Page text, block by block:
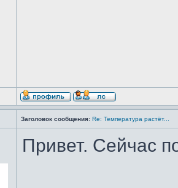
Заголовок сообщения: Re: Температура растёт...
Привет. Сейчас